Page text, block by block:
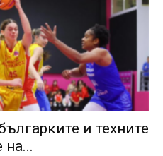
и техните